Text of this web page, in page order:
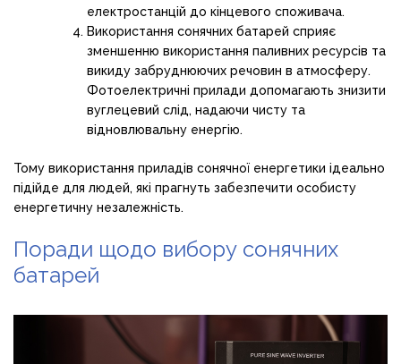
електростанцій до кінцевого споживача.
Використання сонячних батарей сприяє
зменшенню використання паливних ресурсів та
викиду забруднюючих речовин в атмосферу.
Фотоелектричні прилади допомагають знизити
вуглецевий слід, надаючи чисту та
відновлювальну енергію.
Тому використання приладів сонячної енергетики ідеально
підійде для людей, які прагнуть забезпечити особисту
енергетичну незалежність.
Поради щодо вибору сонячних
батарей